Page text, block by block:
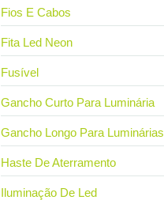
Fios E Cabos
Fita Led Neon
Fusível
Gancho Curto Para Luminária
Gancho Longo Para Luminárias
Haste De Aterramento
Iluminação De Led